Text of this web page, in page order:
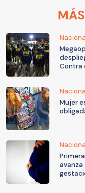
Contra
Mujer
avanza